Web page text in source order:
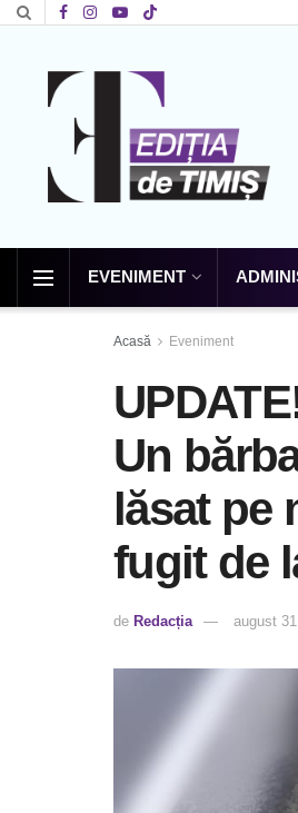
EVENIMENT
Acasă Eveniment
Un
lăsat pe
fugit de
de Redacția august